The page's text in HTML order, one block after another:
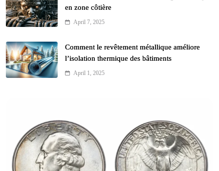
en zone côtière
April 7, 2025
Comment le revêtement métallique améliore
l’isolation thermique des bâtiments
April 1, 2025